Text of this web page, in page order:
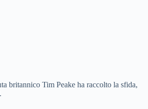
britannico Tim Peake ha raccolto la sfida,